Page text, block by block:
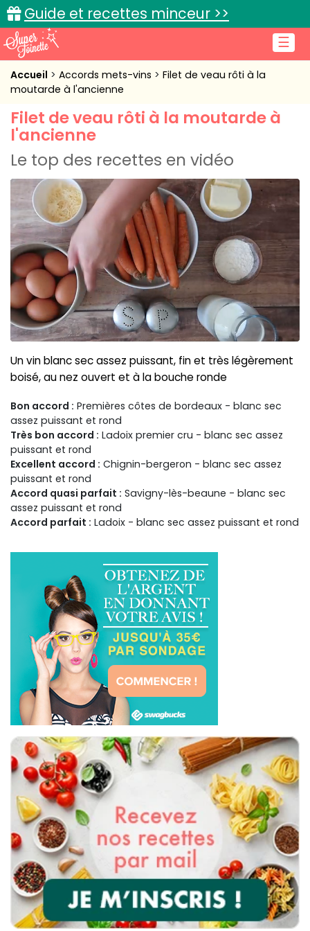
☰
Guide et recettes minceur >>
Accueil
Cuisine pratique
L'actu cuisine
Connexion
Accueil Accords mets-vins
Filet de veau rôti à la
moutarde à l'ancienne
Filet de veau rôti à la moutarde à
l'ancienne
Le top des recettes en vidéo
Un vin blanc sec assez puissant, fin et très légèrement
boisé, au nez ouvert et à la bouche ronde
Bon accord : Premières côtes de bordeaux - blanc sec
assez puissant et rond
Très bon accord : Ladoix premier cru - blanc sec assez
puissant et rond
Excellent accord : Chignin-bergeron - blanc sec assez
puissant et rond
Accord quasi parfait : Savigny-lès-beaune - blanc sec
assez puissant et rond
Accord parfait : Ladoix - blanc sec assez puissant et rond